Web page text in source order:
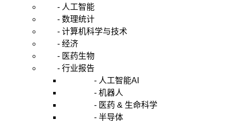
- 人工智能
- 数理统计
- 计算机科学与技术
- 经济
- 医药生物
- 行业报告
- 人工智能AI
- 机器人
- 医药 & 生命科学
- 半导体